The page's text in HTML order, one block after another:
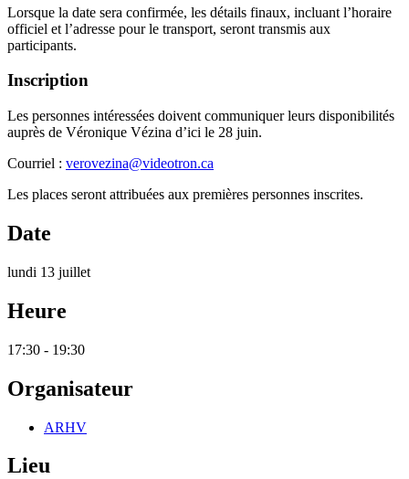
Lorsque la date sera confirmée, les détails finaux, incluant l’horaire
officiel et l’adresse pour le transport, seront transmis aux
participants.
Inscription
Les personnes intéressées doivent communiquer leurs disponibilités
auprès de Véronique Vézina d’ici le 28 juin.
Courriel : verovezina@videotron.ca
Les places seront attribuées aux premières personnes inscrites.
Date
lundi 13 juillet
Heure
17:30 - 19:30
Organisateur
ARHV
Lieu